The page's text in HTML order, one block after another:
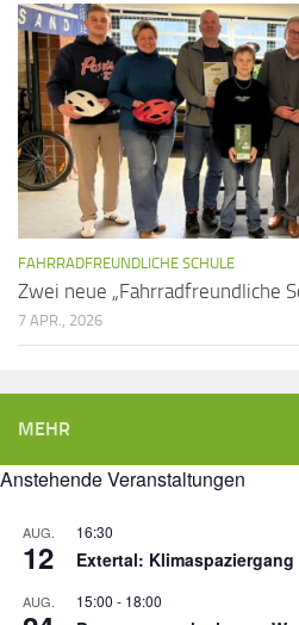
FAHRRADFREUNDLICHE SCHULE
Zwei neue „Fahrradfreundliche
7 APR., 2026
MEHR
Anstehende Veranstaltungen
AUG.
12
16:30
Extertal: Klimaspaziergang
AUG. 15:00 - 18:00